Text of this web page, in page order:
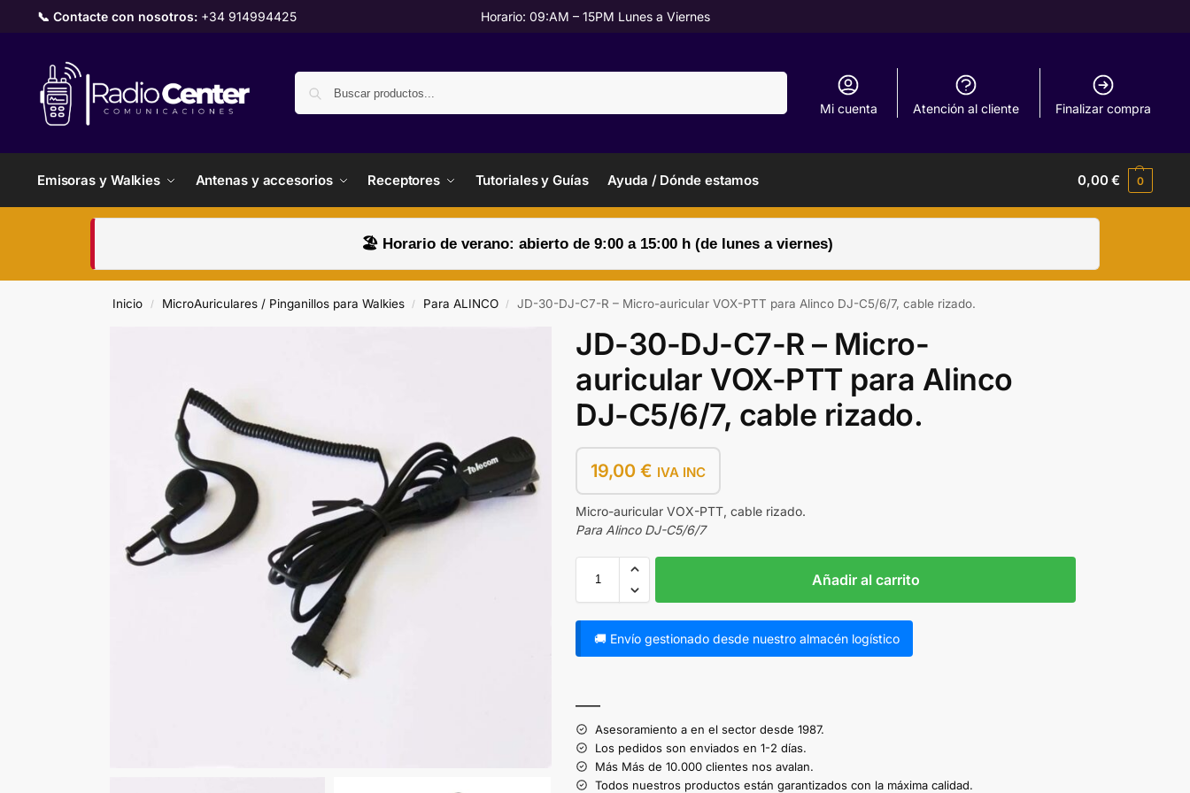
📞 Contacte con nosotros: +34 914994425 Horario: 09:AM – 15PM Lunes a Viernes
Mi cuenta Atención al cliente Finalizar compra
Emisoras y Walkies Antenas y accesorios Receptores Tutoriales y Guías Ayuda / Dónde estamos 0,00€ 0
🏖️ Horario de verano: abierto de 9:00 a 15:00 h (de lunes a viernes)
Inicio / MicroAuriculares / Pinganillos para Walkies / Para ALINCO / JD-30-DJ-C7-R – Micro-auricular VOX-PTT para Alinco DJ-C5/6/7, cable rizado.
JD-30-DJ-C7-R – Micro-
auricular VOX-PTT para Alinco
DJ-C5/6/7, cable rizado.
19,00€ IVA INC
Micro-auricular VOX-PTT, cable rizado.
Para Alinco DJ-C5/6/7
Añadir al carrito
🚚 Envío gestionado desde nuestro almacén logístico
l
t
e
r
n
——
Asesoramiento a en el sector desde 1987.
Los pedidos son enviados en 1-2 días.
Más Más de 10.000 clientes nos avalan.
Todos nuestros productos están garantizados con la máxima calidad.